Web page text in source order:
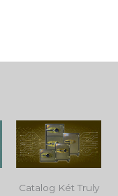
Catalog Két Truly